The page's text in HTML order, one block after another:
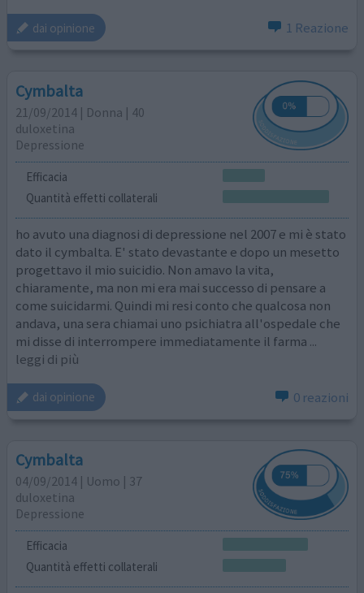
dai opinione 1 Reazione
Cymbalta
21/09/2014 | Donna | 40
duloxetina
Depressione
Efficacia
Quantità effetti collaterali
ho avuto una diagnosi di depressione nel 2007 e mi è stato
dato il cymbalta. E' stato devastante e dopo un mesetto
progettavo il mio suicidio. Non amavo la vita,
chiaramente, ma non mi era mai successo di pensare a
come suicidarmi. Quindi mi resi conto che qualcosa non
andava, una sera chiamai uno psichiatra all'ospedale che
mi disse di interrompere immediatamente il farma ...
leggi di più
dai opinione 0 reazioni
Cymbalta
04/09/2014 | Uomo | 37
duloxetina
Depressione
Efficacia
Quantità effetti collaterali